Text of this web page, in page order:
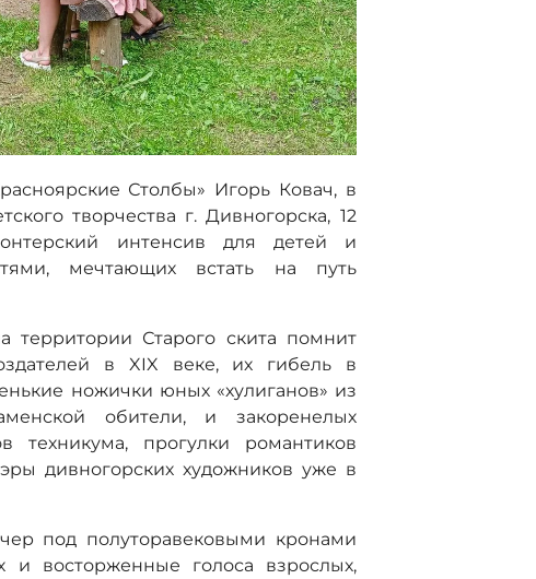
Столбы» Игорь Ковач, в
творчества г. Дивногорска, 12
интенсив для детей и
мечтающих встать на путь
территории Старого скита помнит
в XIX веке, их гибель в
ножички юных «хулиганов» из
обители, и закоренелых
техникума, прогулки романтиков
дивногорских художников уже в
под полуторавековыми кронами
и восторженные голоса взрослых,